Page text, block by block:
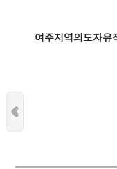
여주지역의도자유